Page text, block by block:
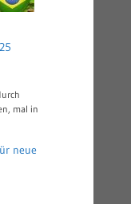
mal in
neue